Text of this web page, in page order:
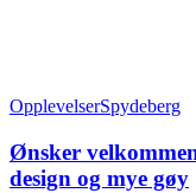
OpplevelserSpydeberg
Ønsker
design og mye gøy